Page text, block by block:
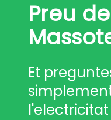
Preu
Et